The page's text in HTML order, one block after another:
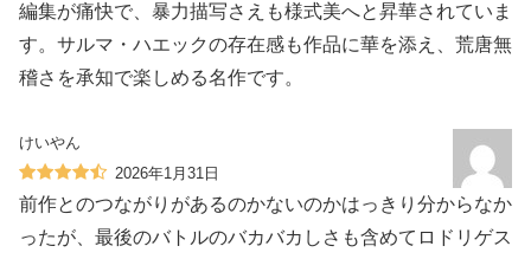
編集が痛快で、暴力描写さえも様式美へと昇華されていま
す。サルマ・ハエックの存在感も作品に華を添え、荒唐無
稽さを承知で楽しめる名作です。
けいやん
2026年1月31日
前作とのつながりがあるのかないのかはっきり分からなか
ったが、最後のバトルのバカバカしさも含めてロドリゲス